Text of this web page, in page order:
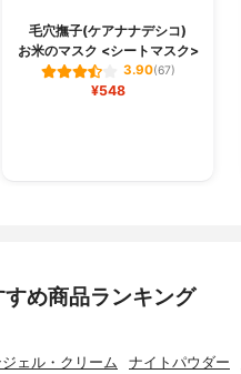
毛穴撫子(ケアナナデシコ)
お米のマスク <シートマスク>
3.90(67)
¥548
め商品ランキング
ェル・クリーム ナイトパウダー